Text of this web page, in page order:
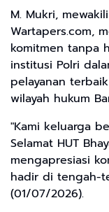
M. Mukri,
Wartapers.com,
komitmen tanpa
institusi Polri
pelayanan
wilayah hukum
"Kami keluarga
Selamat HUT
mengapresiasi
hadir di tengah-
(01/07/2026).